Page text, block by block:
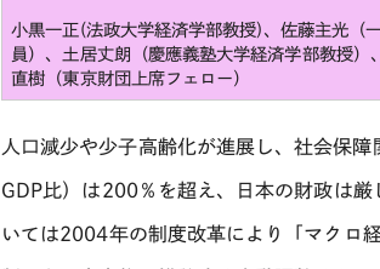
小黒一正(法政大学経済学部教授) 、佐藤主光（
員）、土居丈朗（慶應義塾大学経済学部教授
直樹（東京財団上席フェロー）
人口減少や少子高齢化が進展し、社会保
GDP 比）は200％を超え、日本の財政は
いては2004年の制度改革により「マクロ